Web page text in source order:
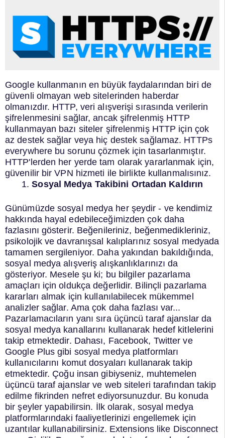
Google kullanmanın en büyük faydalarından biri de
güvenli olmayan web sitelerinden haberdar
olmanızdır. HTTP, veri alışverişi sırasında verilerin
şifrelenmesini sağlar, ancak şifrelenmiş HTTP
kullanmayan bazı siteler şifrelenmiş HTTP için çok
az destek sağlar veya hiç destek sağlamaz. HTTPs
everywhere bu sorunu çözmek için tasarlanmıştır.
HTTP'lerden her yerde tam olarak yararlanmak için,
güvenilir bir VPN hizmeti ile birlikte kullanmalısınız.
Sosyal Medya Takibini Ortadan Kaldırın
Günümüzde sosyal medya her şeydir - ve kendimiz
hakkında hayal edebileceğimizden çok daha
fazlasını gösterir. Beğenileriniz, beğenmedikleriniz,
psikolojik ve davranışsal kalıplarınız sosyal medyada
tamamen sergileniyor. Daha yakından bakıldığında,
sosyal medya alışveriş alışkanlıklarınızı da
gösteriyor. Mesele şu ki; bu bilgiler pazarlama
amaçları için oldukça değerlidir. Bilinçli pazarlama
kararları almak için kullanılabilecek mükemmel
analizler sağlar. Ama çok daha fazlası var...
Pazarlamacıların yanı sıra üçüncü taraf ajanslar da
sosyal medya kanallarını kullanarak hedef kitlelerini
takip etmektedir. Dahası, Facebook, Twitter ve
Google Plus gibi sosyal medya platformları
kullanıcılarını komut dosyaları kullanarak takip
etmektedir. Çoğu insan gibiyseniz, muhtemelen
üçüncü taraf ajanslar ve web siteleri tarafından takip
edilme fikrinden nefret ediyorsunuzdur. Bu konuda
bir şeyler yapabilirsin. İlk olarak, sosyal medya
platformlarındaki faaliyetlerinizi engellemek için
uzantılar kullanabilirsiniz. Extensions like Disconnect